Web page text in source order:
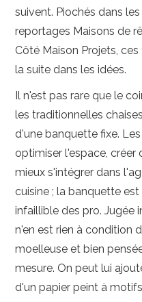
suivent. Piochés dans
reportages Maisons de
Côté Maison Projets,
la suite dans les idées.
Il n'est pas rare que le
les traditionnelles
d'une banquette fixe.
optimiser l'espace,
mieux s'intégrer dans
cuisine ; la banquette
infaillible des pro. Jugée
n'en est rien à condition
moelleuse et bien
mesure. On peut lui
d'un papier peint à